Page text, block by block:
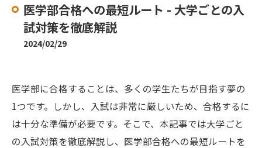
医学部合格への最短ルート - 大学ごとの入
試対策を徹底解説
2024/02/29
医学部に合格することは、多くの学生たちが目指す夢の
1つです。しかし、入試は非常に厳しいため、合格するに
は十分な準備が必要です。そこで、本記事では大学ごと
の入試対策を徹底解説し、医学部合格への最短ルートを